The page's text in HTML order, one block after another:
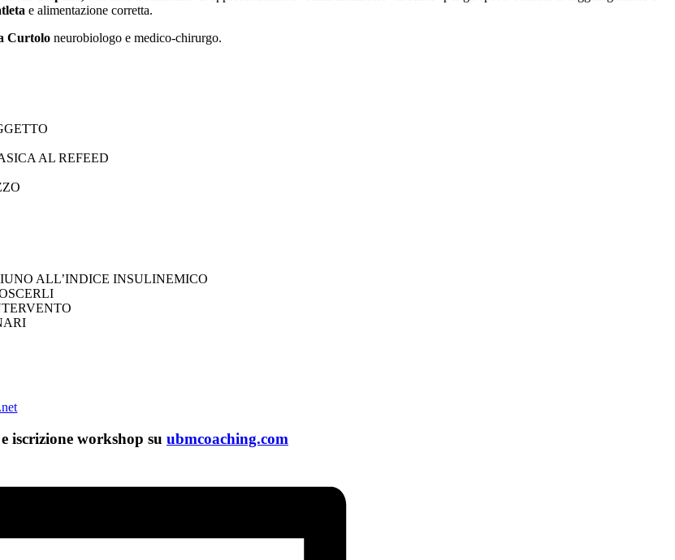
e alimentazione corretta.
Curtolo neurobiologo e medico-chirurgo.
AL REFEED
ALL’INDICE INSULINEMICO
iscrizione workshop su ubmcoaching.com